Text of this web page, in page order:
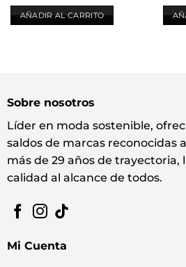
AÑADIR AL CARRITO
Sobre nosotros
Líder en moda sostenible,
saldos de marcas reconocidas
más de 29 años de trayectoria,
calidad al alcance de todos.
Mi Cuenta